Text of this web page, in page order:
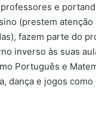
e
(prestem
fazem parte do
inverso às suas
Português e
dança e jogos